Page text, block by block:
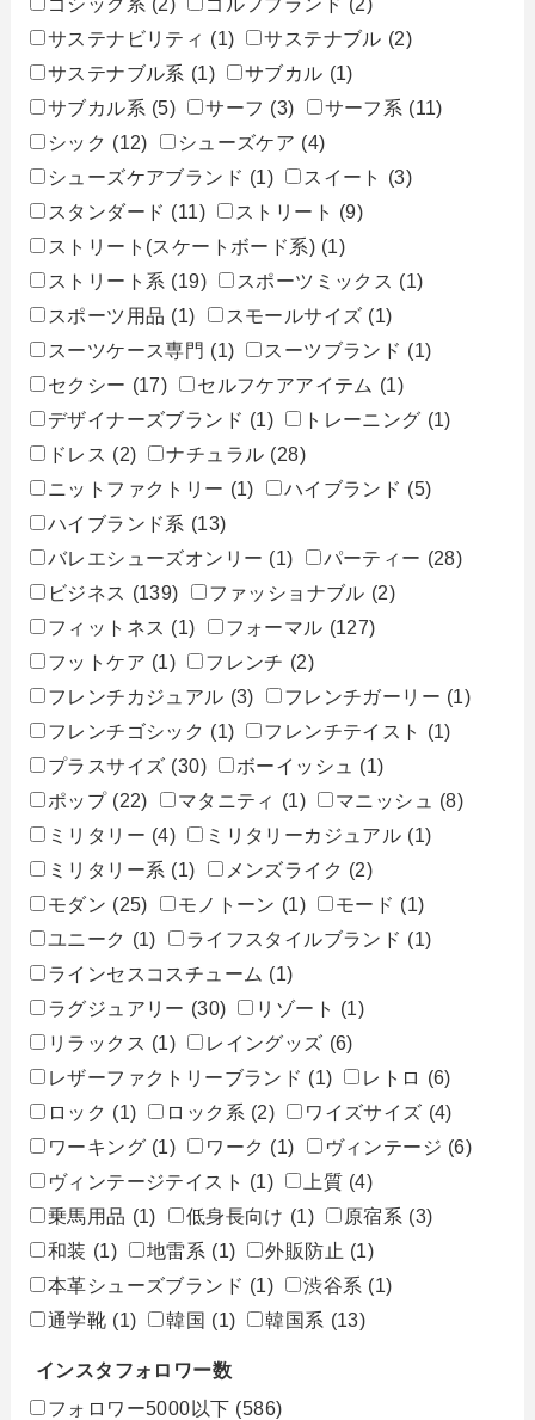
サステナビリティ (1) サステナブル (2)
サステナブル系 (1) サブカル (1)
サブカル系 (5) サーフ (3) サーフ系 (11)
シック (12) シューズケア (4)
シューズケアブランド (1) スイート
(3)
スタンダード (11) ストリート (9)
ストリート(スケートボード系) (1)
ストリート系 (19) スポーツミックス (1)
スポーツ用品 (1) スモールサイズ (1)
スーツケース専門 (1) スーツブランド (1)
セクシー (17) セルフケアアイテム (1)
デザイナーズブランド (1) トレーニング (1)
ドレス (2) ナチュラル (28)
ニットファクトリー (1) ハイブランド (5)
ハイブランド系 (13)
バレエシューズオンリー (1) パーティー (28)
ビジネス (139) ファッショナブル (2)
フィットネス (1) フォーマル (127)
フットケア (1) フレンチ (2)
フレンチカジュアル (3) フレンチガーリー (1)
フレンチゴシック (1) フレンチテイスト
(1)
プラスサイズ (30) ボーイッシュ
(1)
ポップ (22) マタニティ (1) マニッシュ
(8)
ミリタリー (4) ミリタリーカジュアル (1)
ミリタリー系 (1) メンズライク (2)
モダン (25) モノトーン (1) モード (1)
ユニーク (1) ライフスタイルブランド (1)
ラインセスコスチューム (1)
ラグジュアリー (30) リゾート (1)
リラックス (1) レイングッズ (6)
レザーファクトリーブランド (1) レトロ (6)
ロック (1) ロック系 (2) ワイズサイズ (4)
ワーキング (1) ワーク (1) ヴィンテージ (6)
ヴィンテージテイスト (1) 上質 (4)
乗馬用品 (1) 低身長向け (1) 原宿系 (3)
和装 (1) 地雷系 (1) 外販防止 (1)
本革シューズブランド (1) 渋谷系 (1)
通学靴 (1) 韓国 (1) 韓国系 (13)
インスタフォロワー数
フォロワー5000以下 (586)